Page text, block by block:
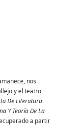
nos
y el teatro
De Literatura
Y Teoría De La
a partir